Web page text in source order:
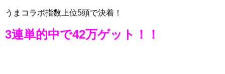
うまコラボ指数上位5頭で決着！
3連単的中で42万ゲット！！